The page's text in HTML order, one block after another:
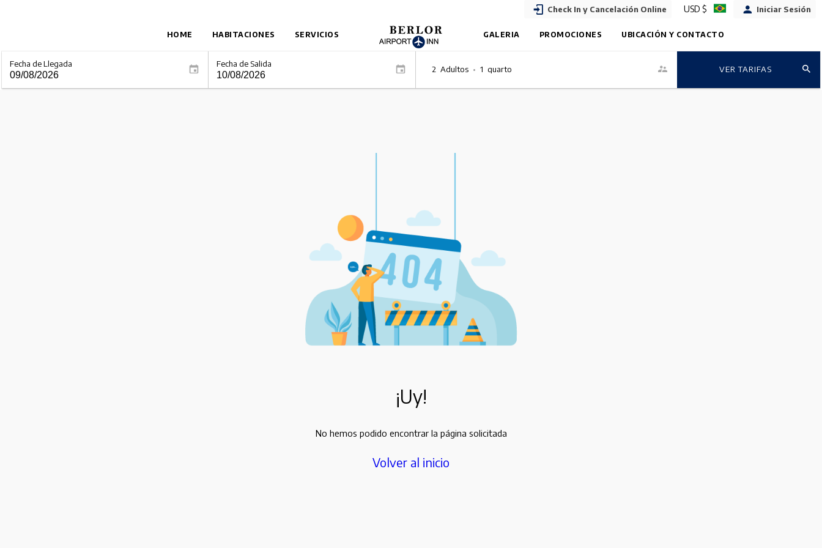
Check In y Cancelación Online USD $ Iniciar Sesión
HOME HABITACIONES SERVICIOS GALERIA PROMOCIONES UBICACIÓN Y CONTACTO
Fecha de Llegada Fecha de Salida
2 Adultos • 1 quarto VER TARIFAS
¡Uy!
No hemos podido encontrar la página solicitada
Volver al inicio